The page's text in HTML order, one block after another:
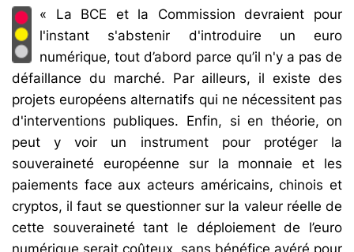
« La BCE et la Commission devraient pour
l'instant s'abstenir d'introduire un euro
numérique, tout d’abord parce qu’il n'y a pas de
défaillance du marché. Par ailleurs, il existe des
projets européens alternatifs qui ne nécessitent pas
d'interventions publiques. Enfin, si en théorie, on
peut y voir un instrument pour protéger la
souveraineté européenne sur la monnaie et les
paiements face aux acteurs américains, chinois et
cryptos, il faut se questionner sur la valeur réelle de
cette souveraineté tant le déploiement de l’euro